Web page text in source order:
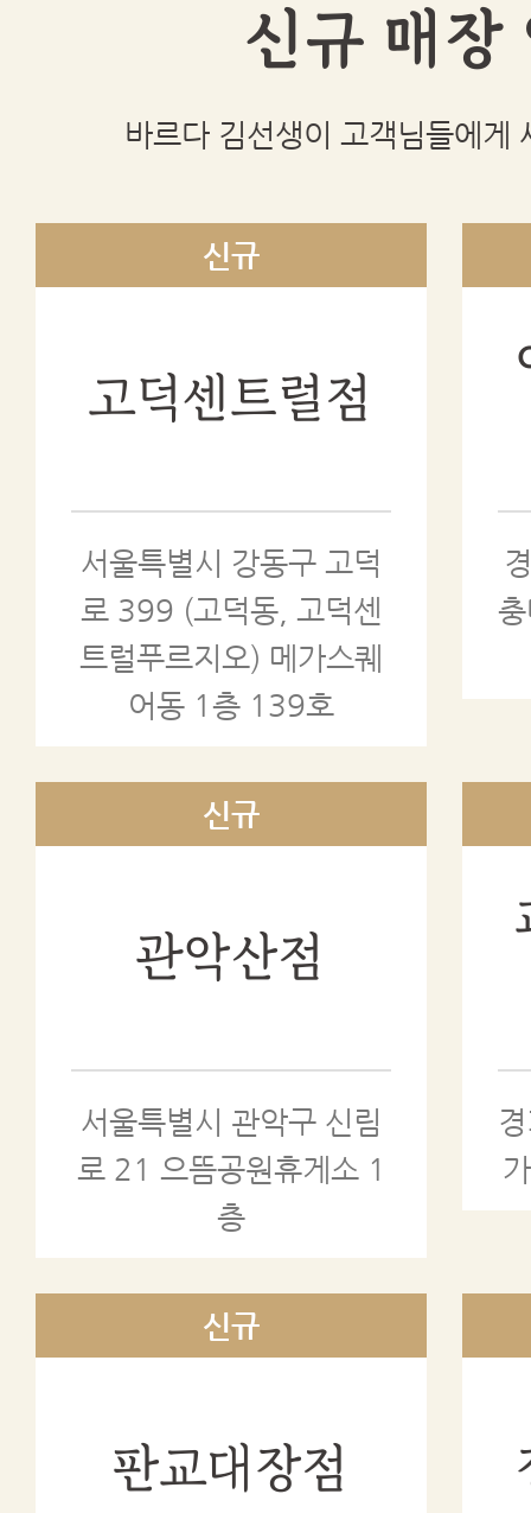
신규 매장
바르다 김선생이 고객님들에게
고덕센트럴점
서울특별시 강동구 고덕
로 399 (고덕동, 고덕센
트럴푸르지오) 메가스퀘
어동 1층 139호
관악산점
서울특별시 관악구 신림
로 21 으뜸공원휴게소 1
층
판교대장점